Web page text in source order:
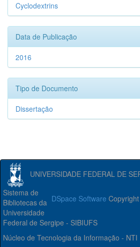
Cyclodextrins
Data de Publicação
2016
Tipo de Documento
Dissertação
UNIVERSIDADE FEDERAL DE
DSpace Software
Sistema de
Bibliotecas da
Universidade
Federal de Sergipe - SIBIUFS
Núcleo de Tecnologia da Informação - NTI